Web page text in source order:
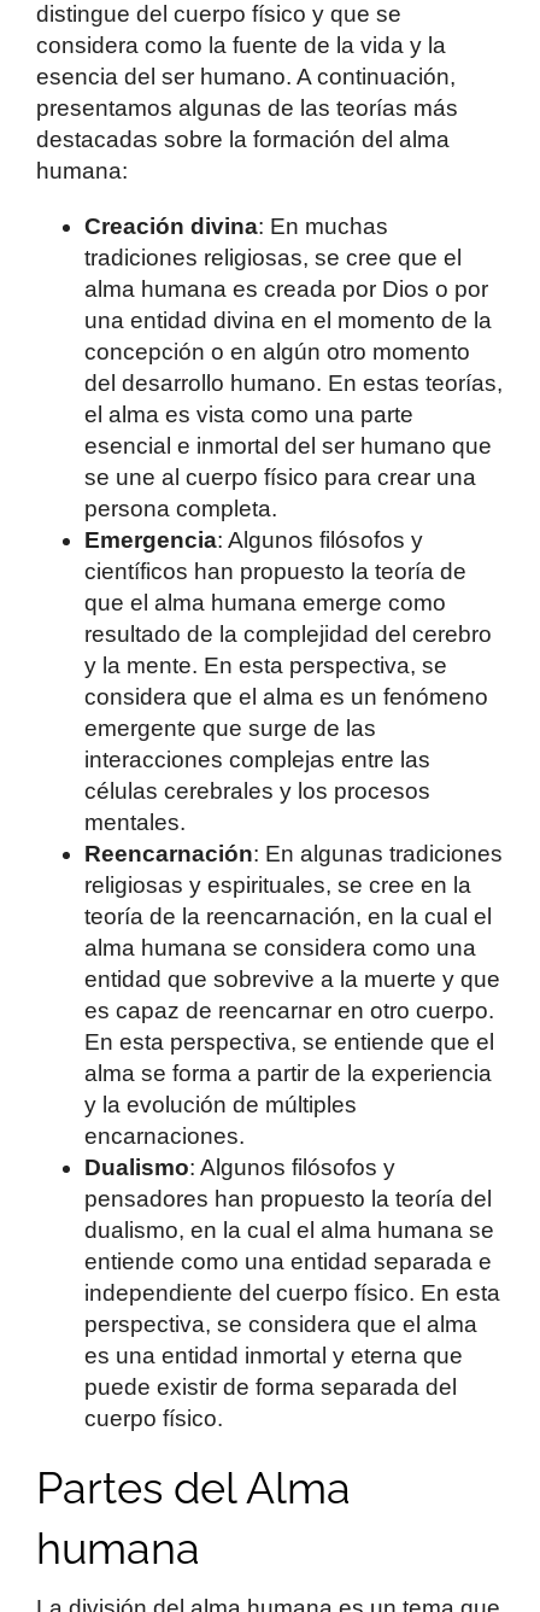
distingue del cuerpo físico y que se
considera como la fuente de la vida y la
esencia del ser humano. A continuación,
presentamos algunas de las teorías más
destacadas sobre la formación del alma
humana:
Creación divina: En muchas
tradiciones religiosas, se cree que el
alma humana es creada por Dios o por
una entidad divina en el momento de la
concepción o en algún otro momento
del desarrollo humano. En estas teorías,
el alma es vista como una parte
esencial e inmortal del ser humano que
se une al cuerpo físico para crear una
persona completa.
Emergencia: Algunos filósofos y
científicos han propuesto la teoría de
que el alma humana emerge como
resultado de la complejidad del cerebro
y la mente. En esta perspectiva, se
considera que el alma es un fenómeno
emergente que surge de las
interacciones complejas entre las
células cerebrales y los procesos
mentales.
Reencarnación: En algunas tradiciones
religiosas y espirituales, se cree en la
teoría de la reencarnación, en la cual el
alma humana se considera como una
entidad que sobrevive a la muerte y que
es capaz de reencarnar en otro cuerpo.
En esta perspectiva, se entiende que el
alma se forma a partir de la experiencia
y la evolución de múltiples
encarnaciones.
Dualismo: Algunos filósofos y
pensadores han propuesto la teoría del
dualismo, en la cual el alma humana se
entiende como una entidad separada e
independiente del cuerpo físico. En esta
perspectiva, se considera que el alma
es una entidad inmortal y eterna que
puede existir de forma separada del
cuerpo físico.
Partes del Alma
humana